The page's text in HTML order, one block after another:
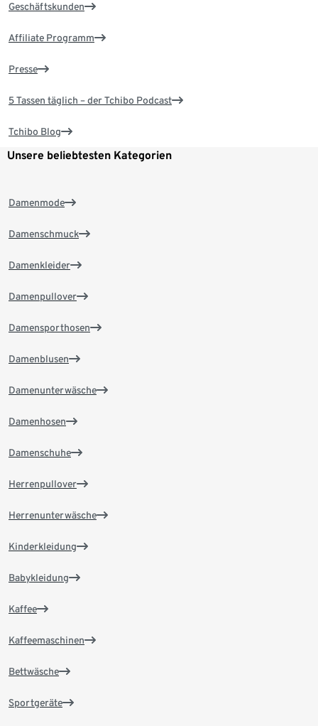
Geschäftskunden
Affiliate Programm
Presse
5 Tassen täglich – der Tchibo Podcast
Tchibo Blog
Unsere beliebtesten Kategorien
Damenmode
Damenschmuck
Damenkleider
Damenpullover
Damensporthosen
Damenblusen
Damenunterwäsche
Damenhosen
Damenschuhe
Herrenpullover
Herrenunterwäsche
Kinderkleidung
Babykleidung
Kaffee
Kaffeemaschinen
Bettwäsche
Sportgeräte